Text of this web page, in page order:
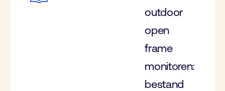
outdoor
open
frame
monitoren:
bestand